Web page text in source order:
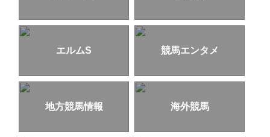
エルムS 競馬エンタメ
地方競馬情報 海外競馬